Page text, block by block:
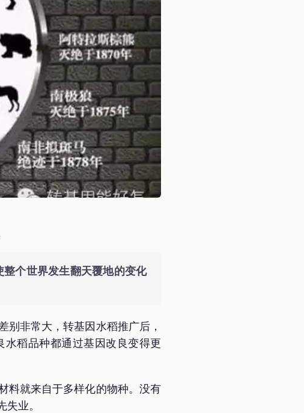
个世界发生翻天覆地的变化
非常大，转基因水稻推广后，
稻品种都通过基因改良变得更
料就来自于多样化的物种。没有
业。